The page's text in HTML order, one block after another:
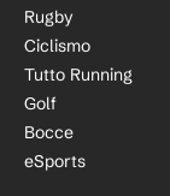
Rugby
Ciclismo
Tutto Running
Golf
Bocce
eSports